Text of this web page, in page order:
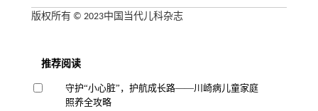
版权所有 © 2023中国当代儿科杂志